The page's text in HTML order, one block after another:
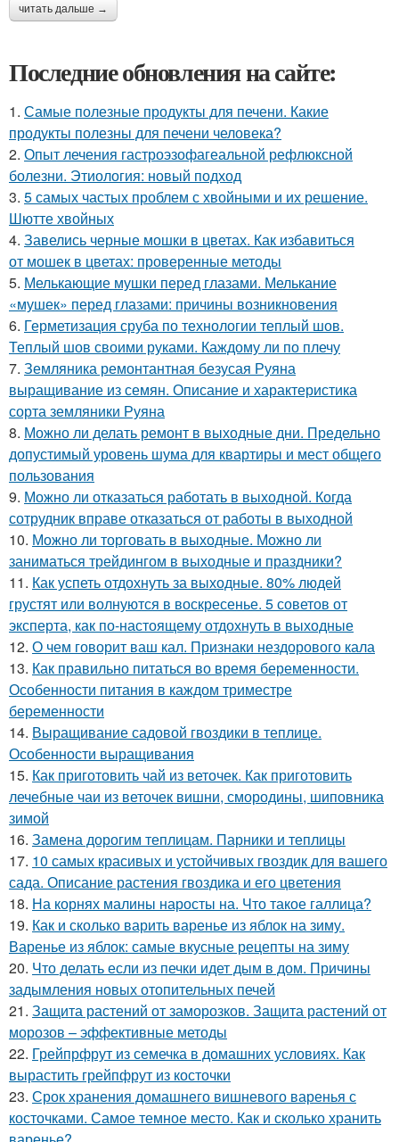
читать дальше →
Последние обновления на сайте:
1. Самые полезные продукты для печени. Какие
продукты полезны для печени человека?
2. Опыт лечения гастроэзофагеальной рефлюксной
болезни. Этиология: новый подход
3. 5 самых частых проблем с хвойными и их решение.
Шютте хвойных
4. Завелись черные мошки в цветах. Как избавиться
от мошек в цветах: проверенные методы
5. Мелькающие мушки перед глазами. Мелькание
«мушек» перед глазами: причины возникновения
6. Герметизация сруба по технологии теплый шов.
Теплый шов своими руками. Каждому ли по плечу
7. Земляника ремонтантная безусая Руяна
выращивание из семян. Описание и характеристика
сорта земляники Руяна
8. Можно ли делать ремонт в выходные дни. Предельно
допустимый уровень шума для квартиры и мест общего
пользования
9. Можно ли отказаться работать в выходной. Когда
сотрудник вправе отказаться от работы в выходной
10. Можно ли торговать в выходные. Можно ли
заниматься трейдингом в выходные и праздники?
11. Как успеть отдохнуть за выходные. 80% людей
грустят или волнуются в воскресенье. 5 советов от
эксперта, как по-настоящему отдохнуть в выходные
12. О чем говорит ваш кал. Признаки нездорового кала
13. Как правильно питаться во время беременности.
Особенности питания в каждом триместре
беременности
14. Выращивание садовой гвоздики в теплице.
Особенности выращивания
15. Как приготовить чай из веточек. Как приготовить
лечебные чаи из веточек вишни, смородины, шиповника
зимой
16. Замена дорогим теплицам. Парники и теплицы
17. 10 самых красивых и устойчивых гвоздик для вашего
сада. Описание растения гвоздика и его цветения
18. На корнях малины наросты на. Что такое галлица?
19. Как и сколько варить варенье из яблок на зиму.
Варенье из яблок: самые вкусные рецепты на зиму
20. Что делать если из печки идет дым в дом. Причины
задымления новых отопительных печей
21. Защита растений от заморозков. Защита растений от
морозов – эффективные методы
22. Грейпрфрут из семечка в домашних условиях. Как
вырастить грейпфрут из косточки
23. Срок хранения домашнего вишневого варенья с
косточками. Самое темное место. Как и сколько хранить